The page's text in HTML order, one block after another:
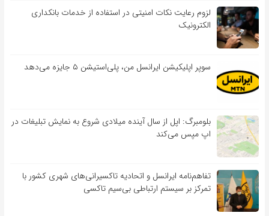
لزوم رعایت نکات امنیتی در استفاده از خدمات بانکداری
الکترونیک
سوپر اپلیکیشن ایرانسل من، پلی‌استیشن ۵ جایزه می‌دهد
بلومبرگ: اپل از سال آینده میلادی شروع به نمایش تبلیغات در
اپ مپس می‌کند
تفاهم‌نامه‌ ایرانسل و اتحادیه تاکسیرانی‌های شهری کشور با
تمرکز بر سیستم ارتباطی بی‌سیم تاکسی